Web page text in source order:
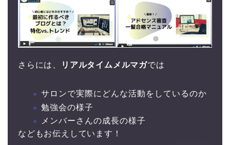
さらには、 リアルタイムメルマガでは
サロンで実際にどんな活動をしているのか
勉強会の様子
メンバーさんの成長の様子
などもお伝えしています！